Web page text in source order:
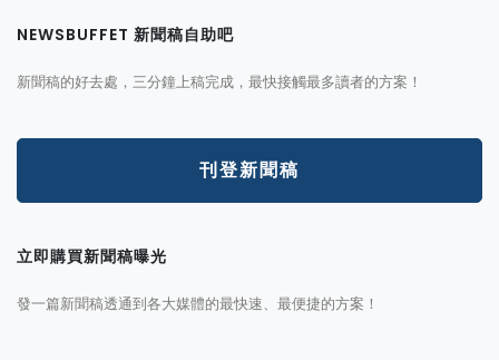
NEWSBUFFET 新聞稿自助吧
新聞稿的好去處，三分鐘上稿完成，最快接觸最多讀者的方案！
刊登新聞稿
立即購買新聞稿曝光
發一篇新聞稿透通到各大媒體的最快速、最便捷的方案！